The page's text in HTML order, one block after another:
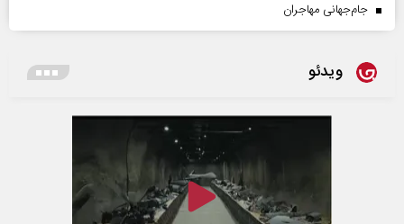
جام‌جهانی مهاجران
ویدئو